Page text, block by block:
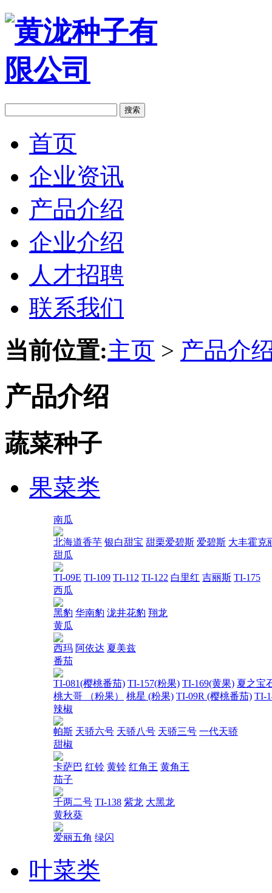
搜索
首页
企业资讯
产品介绍
企业介绍
人才招聘
联系我们
当前位置:主页 > 产品介
产品介绍
蔬菜种子
果菜类
南瓜
北海道香芋 银白甜宝 甜栗爱碧斯 爱碧斯 大丰霍克
甜瓜
TI-09E TI-109 TI-112 TI-122 白里红 吉丽斯 TI-175
西瓜
黑豹 华南豹 泷井花豹 翔龙
黄瓜
西玛 阿依达 夏美兹
番茄
TI-081(樱桃番茄) TI-157(粉果) TI-169(黄果) 夏之宝
桃大哥 （粉果）
桃星 (粉果) TI-09R (樱桃番茄) TI-
辣椒
帕斯 天骄六号 天骄八号 天骄三号 一代天骄
甜椒
卡萨巴 红铃 黄铃 红角王 黄角王
茄子
千两二号 TI-138 紫龙 大黑龙
黄秋葵
爱丽五角 绿闪
叶菜类